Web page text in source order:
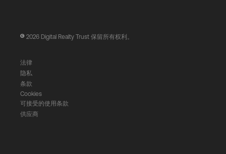
2026 Digital Realty Trust 保留所有权利。
法律
隐私
条款
Cookies
可接受的使用条款
供应商